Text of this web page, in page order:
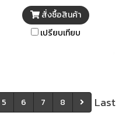
พัดลมได้ 139-176 ซม. ตัวมอเตอร์
ประสิทธิภาพสูงด้วยระบบรองลื่น
บอล แบริ่ง ช่วยลดความฝืดของ
จะตัดไฟอัตโนมัติเมื่อมอเตอร์มี
ความร้อนสูงเกิน การันตีมาตรฐาน
สั่งซื้อสินค้า
เปรียบเทียบ
5 6 7 8 Last